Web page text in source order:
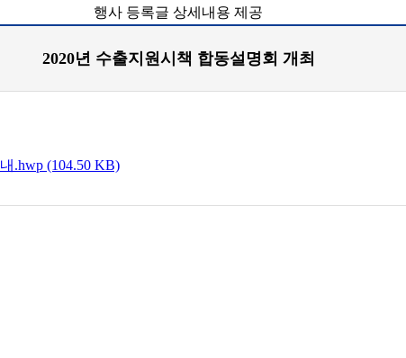
행사 등록글 상세내용 제공
2020년 수출지원시책 합동설명회 개최
.hwp (104.50 KB)